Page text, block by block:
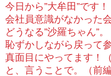
今日から”大牟田”です！
会社員意識がなかった
どうなる”沙羅ちゃん”。
恥ずかしながら戻って
真面目にやってます！
と、言うことで。（前